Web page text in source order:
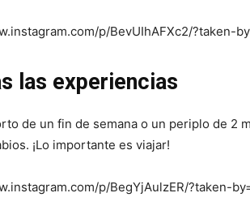
p/BevUIhAFXc2/?taken-
las experiencias
de un fin de semana o un periplo de 2
¡Lo importante es viajar!
p/BegYjAulzER/?taken-